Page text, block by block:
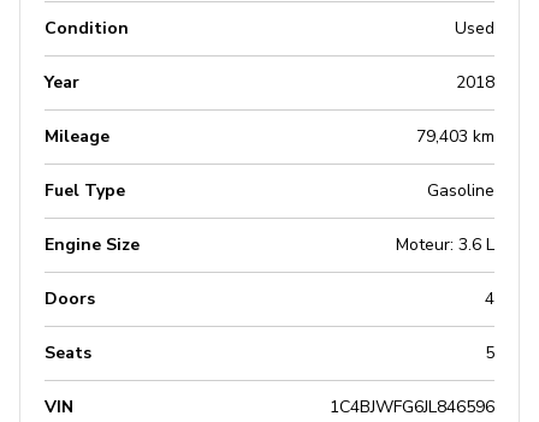
Condition Used
Year 2018
Mileage 79,403 km
Fuel Type Gasoline
Engine Size Moteur: 3.6 L
Doors 4
Seats 5
VIN 1C4BJWFG6JL846596